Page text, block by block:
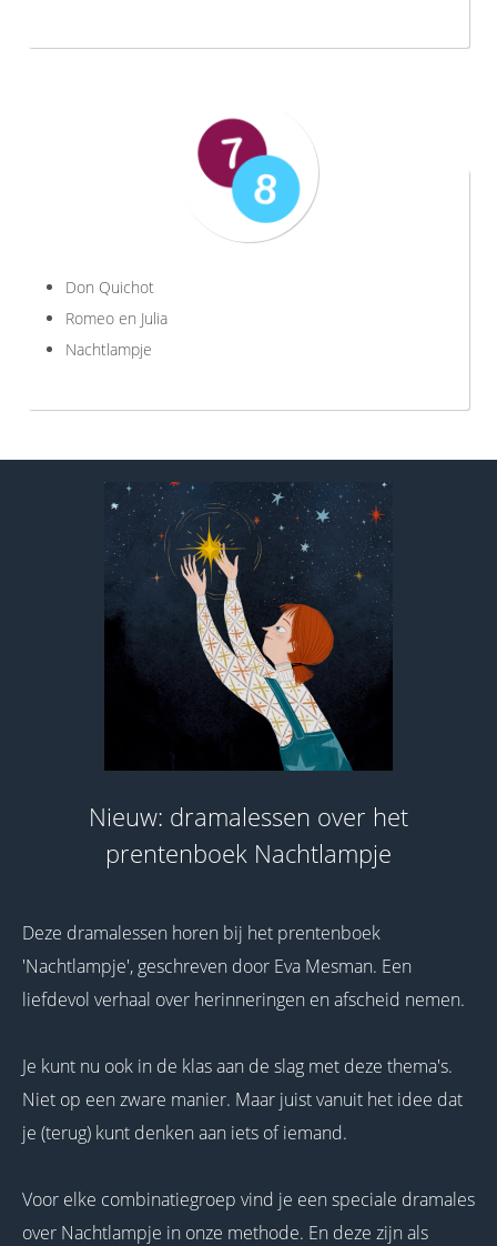
Don Quichot
Romeo en Julia
Nachtlampje
Nieuw: dramalessen over het
prentenboek Nachtlampje
Deze dramalessen horen bij het prentenboek
'Nachtlampje', geschreven door Eva Mesman. Een
liefdevol verhaal over herinneringen en afscheid nemen.
Je kunt nu ook in de klas aan de slag met deze thema's.
Niet op een zware manier. Maar juist vanuit het idee dat
je (terug) kunt denken aan iets of iemand.
Voor elke combinatiegroep vind je een speciale dramales
over Nachtlampje in onze methode. En deze zijn als